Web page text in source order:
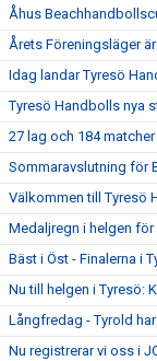
Åhus
Årets Föreningsläger
Idag landar Tyresö
Tyresö Handbolls nya
27 lag och 184 matcher
Sommaravslutning för
Välkommen till Tyresö
Medaljregn i helgen
Bäst i Öst - Finalerna i
Nu till helgen i Tyresö:
Långfredag - Tyrold
Nu registrerar vi oss i